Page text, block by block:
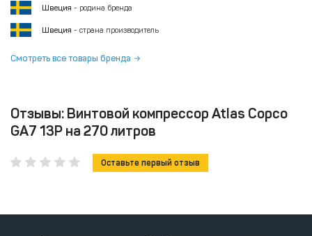
Швеция - родина бренда
Швеция - страна производитель
Смотреть все товары бренда
Отзывы: Винтовой компрессор Atlas Copco
GA7 13P на 270 литров
Оставьте первый отзыв